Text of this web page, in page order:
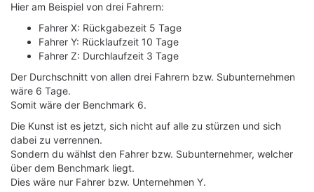
Hier am Beispiel von drei Fahrern:
Fahrer X: Rückgabezeit 5 Tage
Fahrer Y: Rücklaufzeit 10 Tage
Fahrer Z: Durchlaufzeit 3 Tage
Der Durchschnitt von allen drei Fahrern bzw. Subunternehmen
wäre 6 Tage.
Somit wäre der Benchmark 6.
Die Kunst ist es jetzt, sich nicht auf alle zu stürzen und sich
dabei zu verrennen.
Sondern du wählst den Fahrer bzw. Subunternehmer, welcher
über dem Benchmark liegt.
Dies wäre nur Fahrer bzw. Unternehmen Y.